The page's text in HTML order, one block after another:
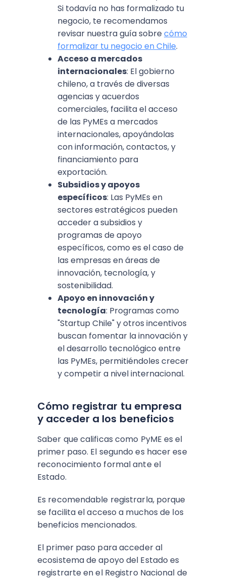
Si todavía no has formalizado tu
negocio, te recomendamos
revisar nuestra guía sobrecómo
formalizar tu negocio en Chile.
Acceso a mercados
internacionales: El gobierno
chileno, a través de diversas
agencias y acuerdos
comerciales, facilita el acceso
de las PyMEs a mercados
internacionales, apoyándolas
con información, contactos, y
financiamiento para
exportación.
Subsidios y apoyos
específicos: Las PyMEs en
sectores estratégicos pueden
acceder a subsidios y
programas de apoyo
específicos, como es el caso de
las empresas en áreas de
innovación, tecnología, y
sostenibilidad.
Apoyo en innovación y
tecnología: Programas como
"Startup Chile" y otros incentivos
buscan fomentar la innovación y
el desarrollo tecnológico entre
las PyMEs, permitiéndoles crecer
y competir a nivel internacional.
Cómo registrar tu empresa
y acceder a los beneficios
Saber que calificas como PyME es el
primer paso. El segundo es hacer ese
reconocimiento formal ante el
Estado.
Es recomendable registrarla, porque
se facilita el acceso a muchos de los
beneficios mencionados.
El primer paso para acceder al
ecosistema de apoyo del Estado es
registrarte en el Registro Nacional de